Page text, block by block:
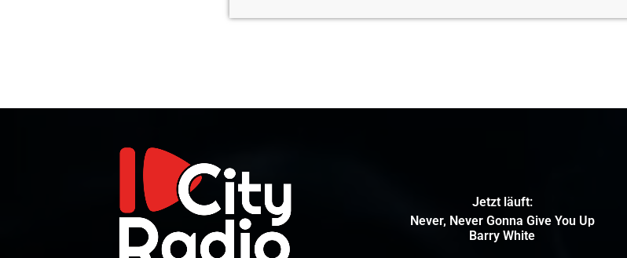
Jetzt läuft:
Never, Never Gonna Give You Up
Barry White